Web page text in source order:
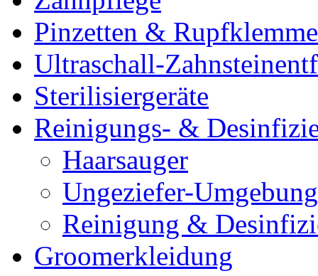
Pinzetten &
Ultraschall-
Sterilisiergeräte
Reinigungs- &
Haarsauger
Ungeziefer-
Reinigung &
Groomerkleidung